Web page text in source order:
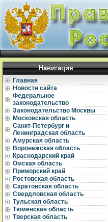
Навигация
Главная
Новости сайта
Федеральное
законодательство
Законодательство Москвы
Московская область
Санкт-Петербург и
Ленинградская область
Амурская область
Воронежская область
Краснодарский край
Омская область
Приморский край
Ростовская область
Саратовская область
Свердловская область
Тульская область
Тюменская область
Тверская область